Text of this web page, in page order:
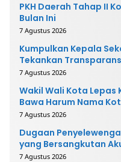
PKH Daerah Tahap II
Bulan Ini
7 Agustus 2026
Kumpulkan Kepala
Tekankan
7 Agustus 2026
Wakil Wali Kota
Bawa Harum Nama
7 Agustus 2026
Dugaan
yang Bersangkutan
Mengembalikan Uang
7 Agustus 2026